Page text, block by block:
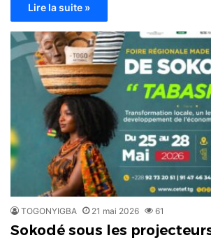
Lire la suite »
TOGONYIGBA 21 mai 2026 61
Sokodé sous les